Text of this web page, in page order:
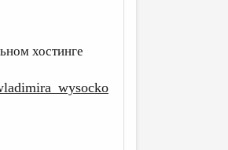
хостинге